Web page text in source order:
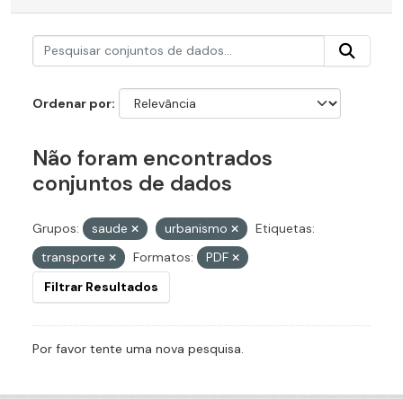
Ordenar por
Não foram encontrados
conjuntos de dados
Grupos: saude urbanismo
Etiquetas:
transporte
Formatos:
PDF
Filtrar Resultados
Por favor tente uma nova pesquisa.